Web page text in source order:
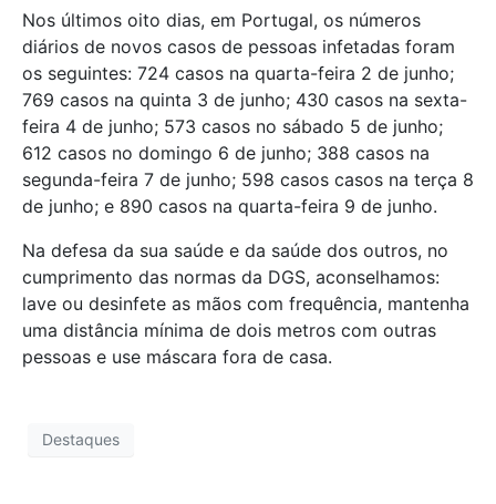
Nos últimos oito dias, em Portugal, os números
diários de novos casos de pessoas infetadas foram
os seguintes: 724 casos na quarta-feira 2 de junho;
769 casos na quinta 3 de junho; 430 casos na sexta-
feira 4 de junho; 573 casos no sábado 5 de junho;
612 casos no domingo 6 de junho; 388 casos na
segunda-feira 7 de junho; 598 casos casos na terça 8
de junho; e 890 casos na quarta-feira 9 de junho.
Na defesa da sua saúde e da saúde dos outros, no
cumprimento das normas da DGS, aconselhamos:
lave ou desinfete as mãos com frequência, mantenha
uma distância mínima de dois metros com outras
pessoas e use máscara fora de casa.
Destaques